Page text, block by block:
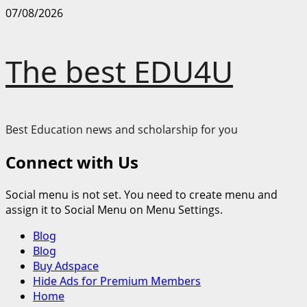
Skip
07/08/2026
The best EDU4U
Best Education news and scholarship for you
Connect with Us
Social menu is not set. You need to create menu and
assign it to Social Menu on Menu Settings.
Primary
Menu
Blog
Blog
Buy Adspace
Hide Ads for Premium Members
Home